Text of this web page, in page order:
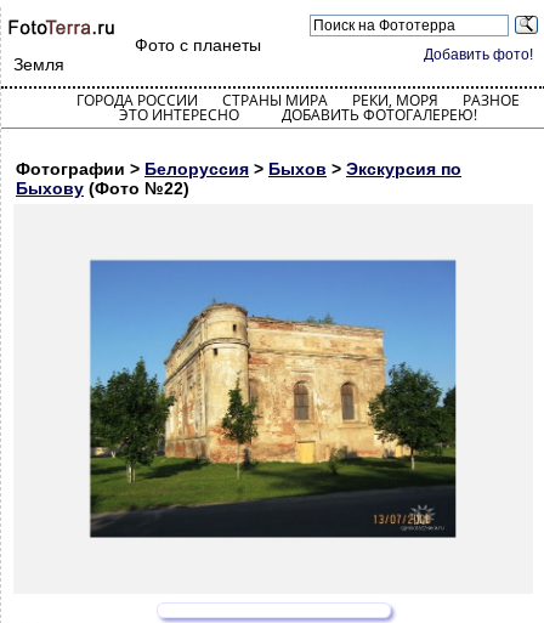
Добавить фото!
Фото с планеты
Земля
ГОРОДА РОССИИ СТРАНЫ МИРА РЕКИ, МОРЯ РАЗНОЕ
ЭТО ИНТЕРЕСНО ДОБАВИТЬ ФОТОГАЛЕРЕЮ!
Фотографии > Белоруссия > Быхов > Экскурсия по
Быхову (Фото №22)